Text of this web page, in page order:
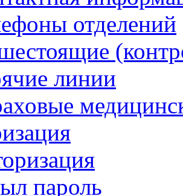
отделений
линии
пароль